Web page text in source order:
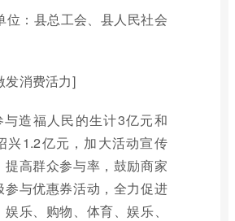
位：县总工会、县人民社会
发消费活力]
与造福人民的生计3亿元和
兴1.2亿元，加大活动宣传
提高群众参与率，鼓励商家
参与优惠券活动，全力促进
乐、购物、体育、娱乐、